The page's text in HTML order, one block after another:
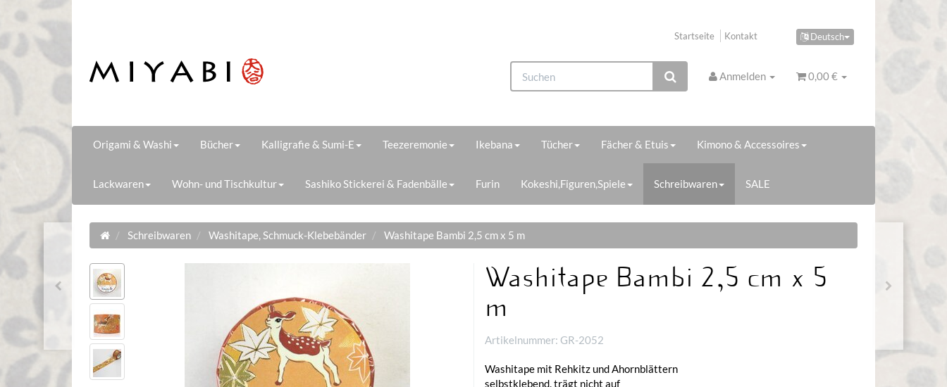
Deutsch
Startseite Kontakt
Anmelden 0,00 €
Origami & Washi Bücher Kalligrafie & Sumi-E Teezeremonie Ikebana Tücher Fächer & Etuis Kimono & Accessoires
Lackwaren Wohn- und Tischkultur Sashiko Stickerei & Fadenbälle Furin Kokeshi,Figuren,Spiele Schreibwaren SALE
Schreibwaren Washitape, Schmuck-Klebebänder Washitape Bambi 2,5 cm x 5 m
Washitape Bambi 2,5 cm x 5
m
Artikelnummer: GR-2052
Washitape mit Rehkitz und Ahornblättern
selbstklebend, trägt nicht auf